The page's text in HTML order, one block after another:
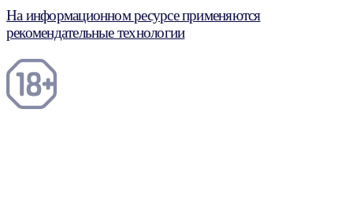
На информационном ресурсе применяются
рекомендательные технологии